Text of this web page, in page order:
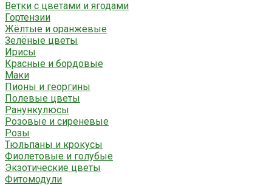
Ветки с цветами и ягодами
Гортензии
Жёлтые и оранжевые
Зелёные цветы
Ирисы
Красные и бордовые
Маки
Пионы и георгины
Полевые цветы
Ранункулюсы
Розовые и сиреневые
Розы
Тюльпаны и крокусы
Фиолетовые и голубые
Экзотические цветы
Фитомодули